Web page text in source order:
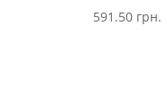
591.50 грн.